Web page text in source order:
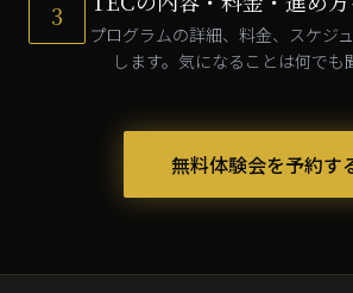
3
プログラムの詳細、料金、スケジ
します。気になることは何でも
無料体験会を予約す